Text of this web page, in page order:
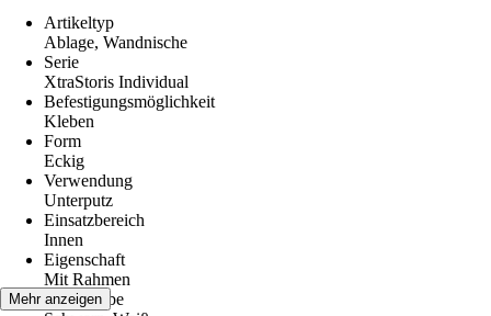
Artikeltyp
Ablage, Wandnische
Serie
XtraStoris Individual
Befestigungsmöglichkeit
Kleben
Form
Eckig
Verwendung
Unterputz
Einsatzbereich
Innen
Eigenschaft
Mit Rahmen
Grundfarbe
Mehr anzeigen